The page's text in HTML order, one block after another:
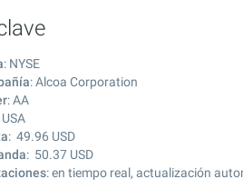
: NYSE
: Alcoa Corporation
: AA
USA
: 49.96 USD
: 50.37 USD
: en tiempo real, actualización